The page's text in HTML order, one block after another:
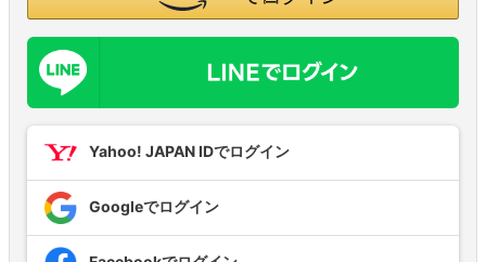
Yahoo! JAPAN IDでログイン
Googleでログイン